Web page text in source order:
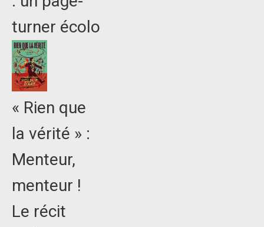
turner écolo
« Rien que
la vérité » :
Menteur,
menteur !
Le récit